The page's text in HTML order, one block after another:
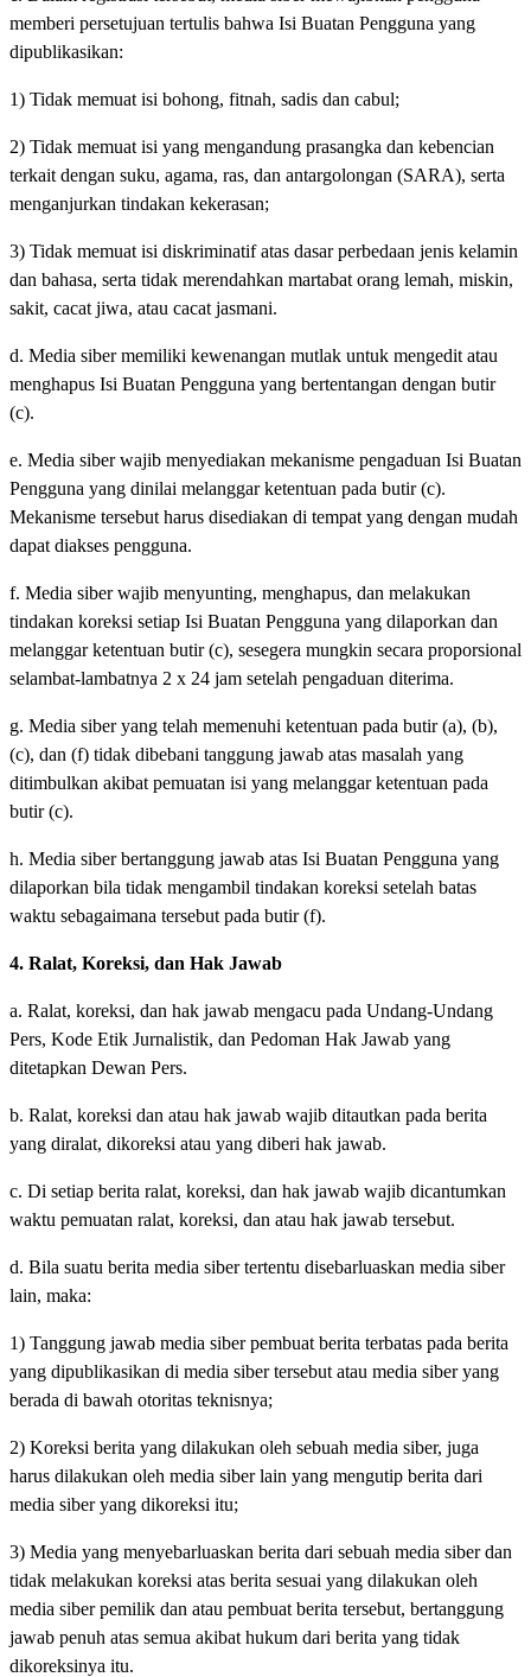
memberi persetujuan tertulis bahwa Isi Buatan Pengguna yang
dipublikasikan:
1) Tidak memuat isi bohong, fitnah, sadis dan cabul;
2) Tidak memuat isi yang mengandung prasangka dan kebencian
terkait dengan suku, agama, ras, dan antargolongan (SARA), serta
menganjurkan tindakan kekerasan;
3) Tidak memuat isi diskriminatif atas dasar perbedaan jenis kelamin
dan bahasa, serta tidak merendahkan martabat orang lemah, miskin,
sakit, cacat jiwa, atau cacat jasmani.
d. Media siber memiliki kewenangan mutlak untuk mengedit atau
menghapus Isi Buatan Pengguna yang bertentangan dengan butir
(c).
e. Media siber wajib menyediakan mekanisme pengaduan Isi Buatan
Pengguna yang dinilai melanggar ketentuan pada butir (c).
Mekanisme tersebut harus disediakan di tempat yang dengan mudah
dapat diakses pengguna.
f. Media siber wajib menyunting, menghapus, dan melakukan
tindakan koreksi setiap Isi Buatan Pengguna yang dilaporkan dan
melanggar ketentuan butir (c), sesegera mungkin secara proporsional
selambat-lambatnya 2 x 24 jam setelah pengaduan diterima.
g. Media siber yang telah memenuhi ketentuan pada butir (a), (b),
(c), dan (f) tidak dibebani tanggung jawab atas masalah yang
ditimbulkan akibat pemuatan isi yang melanggar ketentuan pada
butir (c).
h. Media siber bertanggung jawab atas Isi Buatan Pengguna yang
dilaporkan bila tidak mengambil tindakan koreksi setelah batas
waktu sebagaimana tersebut pada butir (f).
4. Ralat, Koreksi, dan Hak Jawab
a. Ralat, koreksi, dan hak jawab mengacu pada Undang-Undang
Pers, Kode Etik Jurnalistik, dan Pedoman Hak Jawab yang
ditetapkan Dewan Pers.
b. Ralat, koreksi dan atau hak jawab wajib ditautkan pada berita
yang diralat, dikoreksi atau yang diberi hak jawab.
c. Di setiap berita ralat, koreksi, dan hak jawab wajib dicantumkan
waktu pemuatan ralat, koreksi, dan atau hak jawab tersebut.
d. Bila suatu berita media siber tertentu disebarluaskan media siber
lain, maka:
1) Tanggung jawab media siber pembuat berita terbatas pada berita
yang dipublikasikan di media siber tersebut atau media siber yang
berada di bawah otoritas teknisnya;
2) Koreksi berita yang dilakukan oleh sebuah media siber, juga
harus dilakukan oleh media siber lain yang mengutip berita dari
media siber yang dikoreksi itu;
3) Media yang menyebarluaskan berita dari sebuah media siber dan
tidak melakukan koreksi atas berita sesuai yang dilakukan oleh
media siber pemilik dan atau pembuat berita tersebut, bertanggung
jawab penuh atas semua akibat hukum dari berita yang tidak
dikoreksinya itu.